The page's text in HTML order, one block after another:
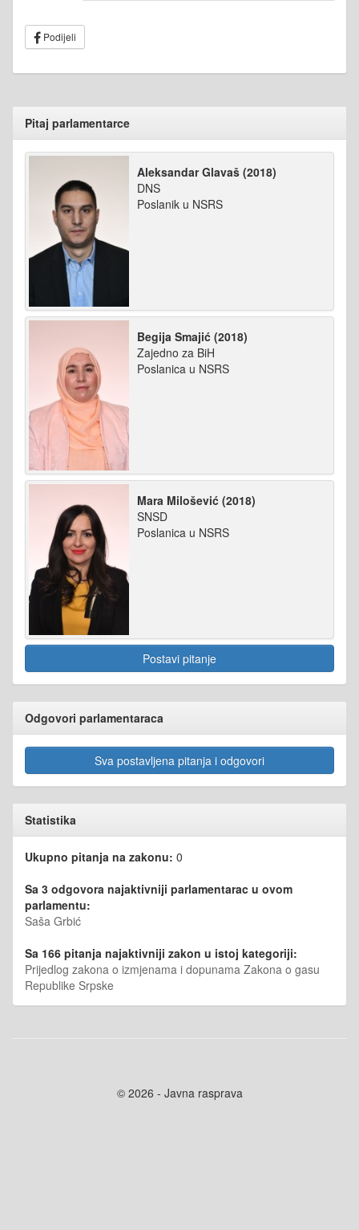
Podijeli
Pitaj parlamentarce
Aleksandar Glavaš (2018)
DNS
Poslanik u NSRS
Begija Smajić (2018)
Zajedno za BiH
Poslanica u NSRS
Mara Milošević (2018)
SNSD
Poslanica u NSRS
Postavi pitanje
Odgovori parlamentaraca
Sva postavljena pitanja i odgovori
Statistika
Ukupno pitanja na zakonu: 0
Sa 3 odgovora najaktivniji parlamentarac u ovom
parlamentu:
Saša Grbić
Sa 166 pitanja najaktivniji zakon u istoj kategoriji:
Prijedlog zakona o izmjenama i dopunama Zakona o gasu
Republike Srpske
© 2026 - Javna rasprava